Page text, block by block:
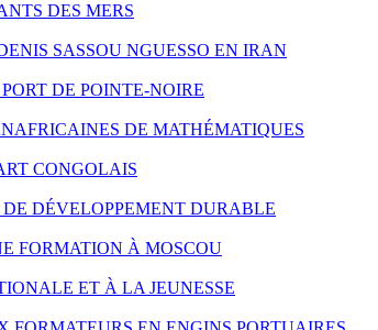
DES MERS
SASSOU NGUESSO EN IRAN
DE POINTE-NOIRE
DE MATHÉMATIQUES
CONGOLAIS
DÉVELOPPEMENT DURABLE
FORMATION À MOSCOU
ET À LA JEUNESSE